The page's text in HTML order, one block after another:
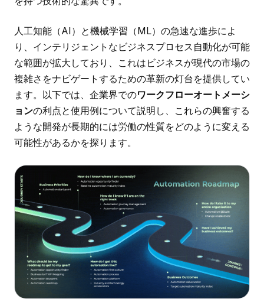
人工知能（AI）と機械学習（ML）の急速な進歩によ
り、インテリジェントなビジネスプロセス自動化が可能
な範囲が拡大しており、これはビジネスが現代の市場の
複雑さをナビゲートするための革新の灯台を提供してい
ます。以下では、企業界でのワークフローオートメーシ
ョンの利点と使用例について説明し、これらの興奮する
ような開発が長期的には労働の性質をどのように変える
可能性があるかを探ります。